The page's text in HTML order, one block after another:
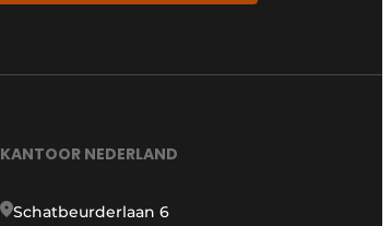
KANTOOR NEDERLAND
Schatbeurderlaan 6